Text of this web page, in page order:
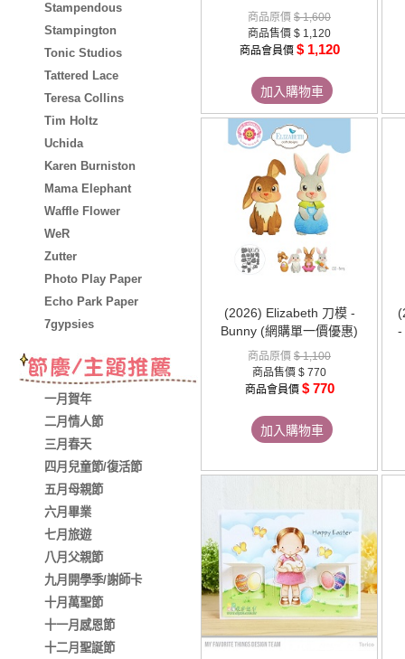
Stampendous
Stampington
Tonic Studios
Tattered Lace
Teresa Collins
Tim Holtz
Uchida
Karen Burniston
Mama Elephant
Waffle Flower
WeR
Zutter
Photo Play Paper
Echo Park Paper
7gypsies
一月賀年
二月情人節
三月春天
四月兒童節/復活節
五月母親節
六月畢業
七月旅遊
八月父親節
九月開學季/謝師卡
十月萬聖節
十一月感恩節
十二月聖誕節
商品原價 $ 1,600
商品售價 $ 1,120
商品會員價 $ 1,120
加入購物車
(2026) Elizabeth 刀模 -
Bunny (網購單一價優惠)
商品原價 $ 1,100
商品售價 $ 770
商品會員價 $ 770
加入購物車
-